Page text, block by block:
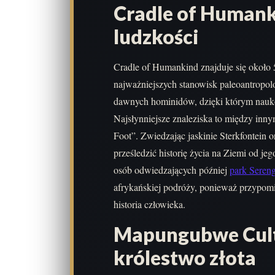
Cradle of
ludzkości
Cradle of Humankind znajduje się
najważniejszych stanowisk
dawnych hominidów, dzięki którym
Najsłynniejsze znaleziska to między
Foot”. Zwiedzając jaskinie Sterkfontein
prześledzić historię życia na Ziemi od
osób odwiedzających później park
afrykańskiej podróży, ponieważ
historia człowieka.
Mapungubwe
królestwo złota